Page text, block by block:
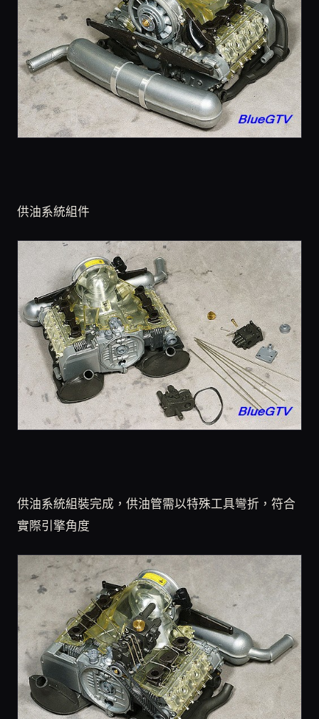
供油系統組件
供油系統組裝完成，供油管需以特殊工具彎折，符合
實際引擎角度